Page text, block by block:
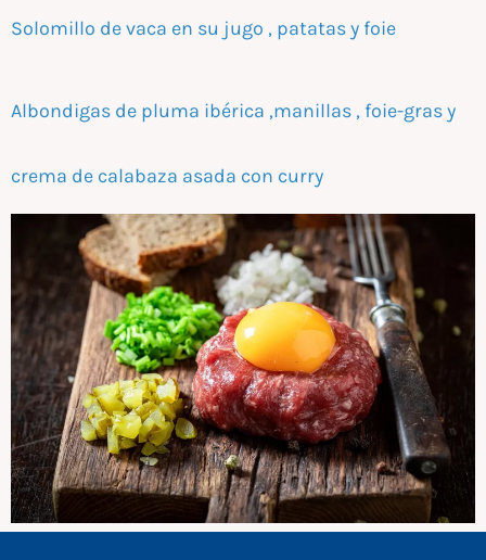
Solomillo de vaca en su jugo , patatas y foie
Albondigas de pluma ibérica ,manillas , foie-gras y
crema de calabaza asada con curry